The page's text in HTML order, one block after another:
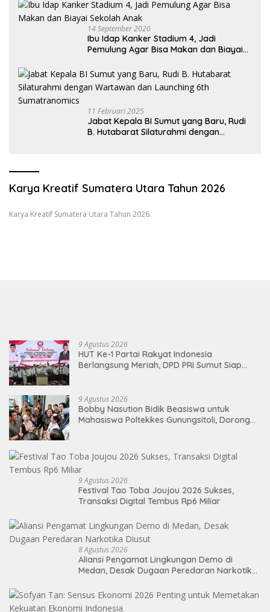
14 September 2020
Ibu Idap Kanker Stadium 4, Jadi
Pemulung Agar Bisa Makan dan Biayai
11 Februari 2025
Jabat Kepala BI Sumut yang Baru, Rudi
B. Hutabarat Silaturahmi dengan
Karya Kreatif Sumatera Utara Tahun 2026
Karya Kreatif Sumatera Utara Tahun 2026.
9 Agustus 2026
HUT Ke-1 Partai Rakyat Indonesia
Berlangsung Meriah, DPD PRI Sumut Siap
9 Agustus 2026
Bobby Nasution Bidik Beasiswa untuk
Mahasiswa Poltekkes Gunungsitoli, Dorong
9 Agustus 2026
Festival Tao Toba Joujou 2026 Sukses,
Transaksi Digital Tembus Rp6 Miliar
8 Agustus 2026
Aliansi Pengamat Lingkungan Demo di
Medan, Desak Dugaan Peredaran Narkotika